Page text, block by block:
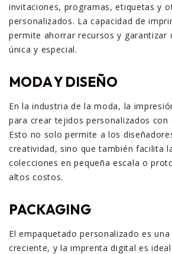
invitaciones, programas, etiquetas y
personalizados. La capacidad de
permite ahorrar recursos y garantizar
única y especial.
MODA Y DISEÑO
En la industria de la moda, la
para crear tejidos personalizados con
Esto no solo permite a los
creatividad, sino que también facilita
colecciones en pequeña escala o
altos costos.
PACKAGING
El empaquetado personalizado es
creciente, y la imprenta digital es